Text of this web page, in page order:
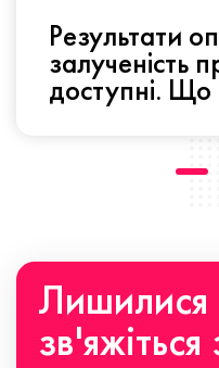
Результати
залученість
доступні. Що
Лишилися